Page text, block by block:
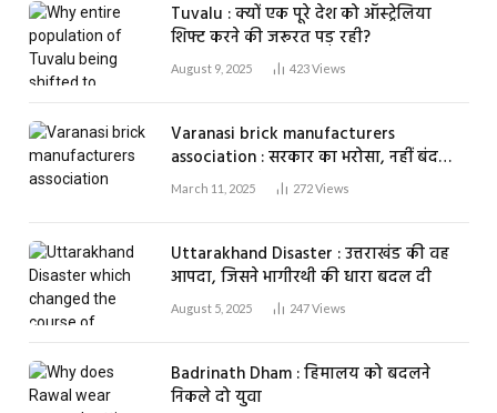
Tuvalu : क्यों एक पूरे देश को ऑस्ट्रेलिया
शिफ्ट करने की जरूरत पड़ रही?
August 9, 2025 423Views
Varanasi brick manufacturers
association : सरकार का भरोसा, नहीं बंद
होगा एक भी ईंट भट्ठा
March 11, 2025 272Views
Uttarakhand Disaster : उत्तराखंड की वह
आपदा, जिसने भागीरथी की धारा बदल दी
August 5, 2025 247Views
Badrinath Dham : हिमालय को बदलने
निकले दो युवा